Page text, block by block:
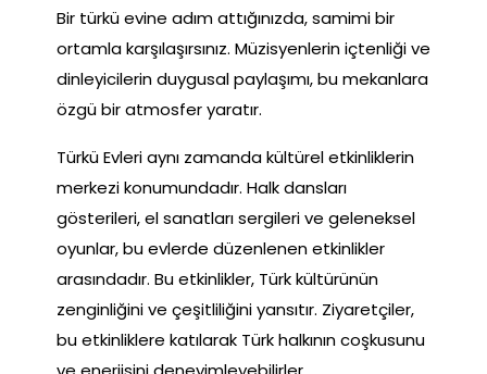
Bir türkü evine adım attığınızda, samimi bir
ortamla karşılaşırsınız. Müzisyenlerin içtenliği ve
dinleyicilerin duygusal paylaşımı, bu mekanlara
özgü bir atmosfer yaratır.
Türkü Evleri aynı zamanda kültürel etkinliklerin
merkezi konumundadır. Halk dansları
gösterileri, el sanatları sergileri ve geleneksel
oyunlar, bu evlerde düzenlenen etkinlikler
arasındadır. Bu etkinlikler, Türk kültürünün
zenginliğini ve çeşitliliğini yansıtır. Ziyaretçiler,
bu etkinliklere katılarak Türk halkının coşkusunu